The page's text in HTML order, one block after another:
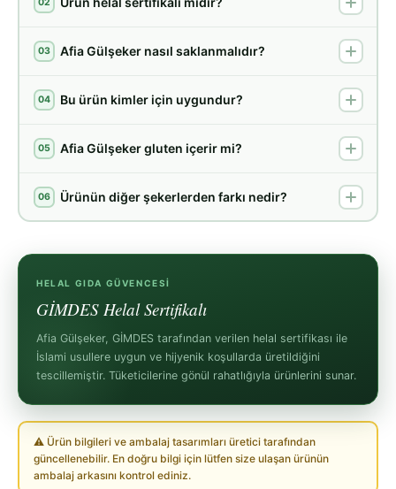
03 Afia Gülşeker nasıl saklanmalıdır?
04 Bu ürün kimler için uygundur?
05 Afia Gülşeker gluten içerir mi?
06 Ürünün diğer şekerlerden farkı nedir?
HELAL GIDA GÜVENCESI
GİMDES Helal Sertifikalı
Afia Gülşeker, GİMDES tarafından verilen helal sertifikası ile
İslami usullere uygun ve hijyenik koşullarda üretildiğini
tescillemiştir. Tüketicilerine gönül rahatlığıyla ürünlerini sunar.
⚠ Ürün bilgileri ve ambalaj tasarımları üretici tarafından
güncellenebilir. En doğru bilgi için lütfen size ulaşan ürünün
ambalaj arkasını kontrol ediniz.